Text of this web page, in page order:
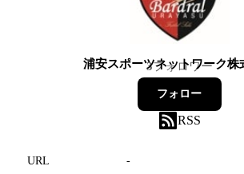
浦安スポーツネットワーク株
3フォロワー
フォロー
RSS
URL
-